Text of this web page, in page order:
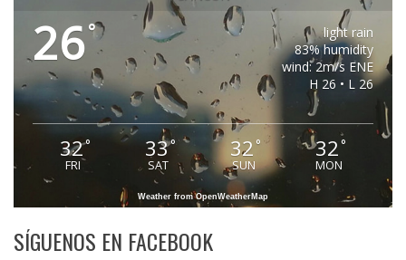
26°
light rain
83% humidity
wind: 2m/s ENE
H 26 • L 26
32°
FRI
33°
SAT
32 °
SUN
32°
MON
Weather from OpenWeatherMap
SÍGUENOS EN FACEBOOK